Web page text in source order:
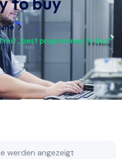
„best prop money to buy“
werden angezeigt